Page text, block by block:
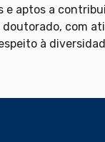
aptos a
com
à